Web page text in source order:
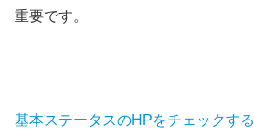
重要です。
基本ステータスのHPをチェックする